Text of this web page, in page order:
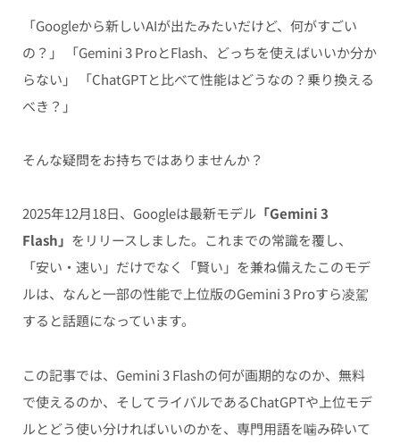
「Googleから新しいAIが出たみたいだけど、何がすごい
の？」 「Gemini 3 ProとFlash、どっちを使えばいいか分か
らない」 「ChatGPTと比べて性能はどうなの？乗り換える
べき？」
そんな疑問をお持ちではありませんか？
2025年12月18日、Googleは最新モデル 「Gemini 3
Flash」 をリリースしました。これまでの常識を覆し、
「安い・速い」だけでなく「賢い」を兼ね備えたこのモデ
ルは、なんと一部の性能で上位版のGemini 3 Proすら凌駕
すると話題になっています。
この記事では、Gemini 3 Flashの何が画期的なのか、無料
で使えるのか、そしてライバルであるChatGPTや上位モデ
ルとどう使い分ければいいのかを、専門用語を噛み砕いて